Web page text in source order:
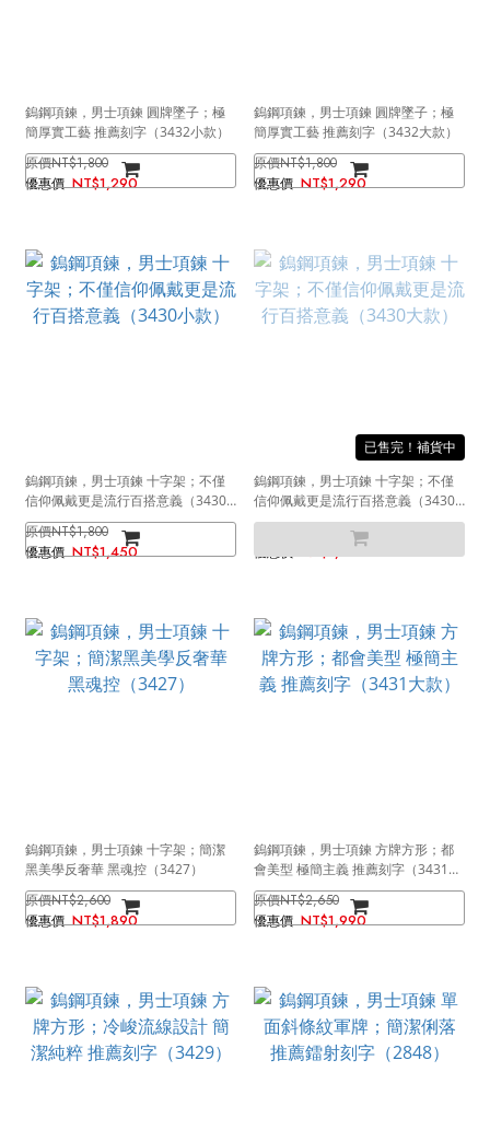
鎢鋼項鍊，男士項鍊 圓牌墜子；極
簡厚實工藝 推薦刻字（3432小款）
NT$1,800
NT$1,290
鎢鋼項鍊，男士項鍊 圓牌墜子；極
簡厚實工藝 推薦刻字（3432大款）
NT$1,800
NT$1,290
鎢鋼項鍊，男士項鍊 十字架；不僅
信仰佩戴更是流行百搭意義（3430
小款）
NT$1,800
NT$1,450
售完
鎢鋼項鍊，男士項鍊 十字架；不僅
信仰佩戴更是流行百搭意義（3430
大款）
NT$1,650
鎢鋼項鍊，男士項鍊 十字架；簡潔
黑美學反奢華 黑魂控（3427）
NT$2,600
NT$1,890
鎢鋼項鍊，男士項鍊 方牌方形；都
會美型 極簡主義 推薦刻字（3431大
款）
NT$2,650
NT$1,990